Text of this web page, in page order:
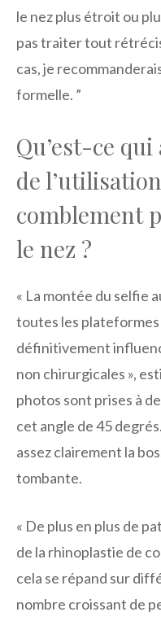
le nez plus étroit ou
pas traiter tout
cas, je
formelle. ”
Qu’est-ce
de
comblement
le nez ?
« La montée du selfie
toutes les plateformes
définitivement
non chirurgicales »,
photos sont prises à
cet angle de 45
assez clairement la
tombante.
« De plus en plus de
de la rhinoplastie de
cela se répand sur
nombre croissant de